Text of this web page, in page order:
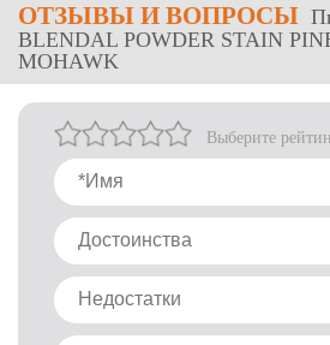
ОТЗЫВЫ И ВОПРОСЫ
BLENDAL POWDER STAIN
MOHAWK
Выберите